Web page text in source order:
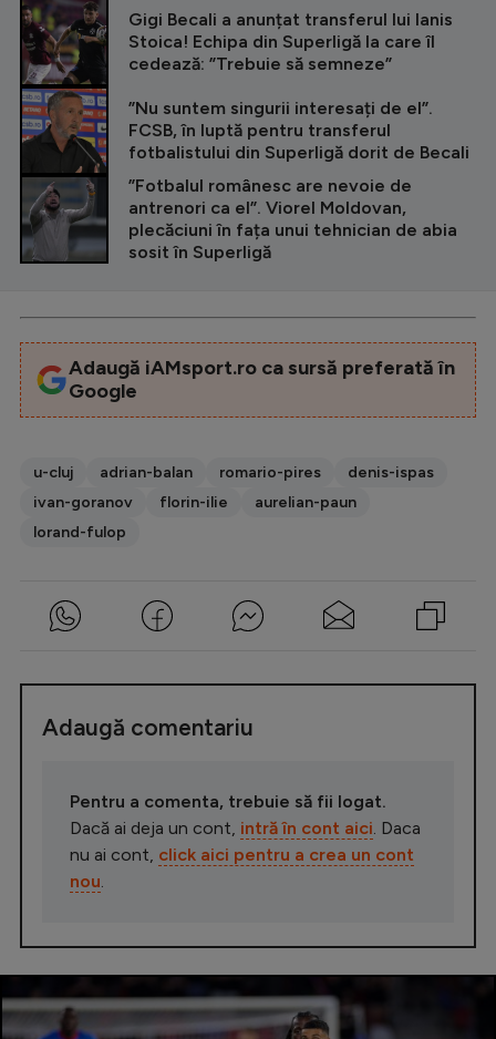
Gigi Becali a anunțat transferul lui Ianis
Stoica! Echipa din Superligă la care îl
cedează: ”Trebuie să semneze”
”Nu suntem singurii interesați de el”.
FCSB, în luptă pentru transferul
fotbalistului din Superligă dorit de Becali
”Fotbalul românesc are nevoie de
antrenori ca el”. Viorel Moldovan,
plecăciuni în fața unui tehnician de abia
sosit în Superligă
Adaugă iAMsport.ro ca sursă preferată în
Google
u-cluj adrian-balan romario-pires
denis-ispas
ivan-goranov
florin-ilie
aurelian-paun
lorand-fulop
Adaugă comentariu
Pentru a comenta, trebuie să fii logat.
Dacă ai deja un cont, intră în cont aici . Daca
nu ai cont, click aici pentru a crea un cont
nou